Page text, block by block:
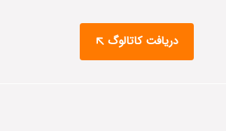
دریافت کاتالوگ